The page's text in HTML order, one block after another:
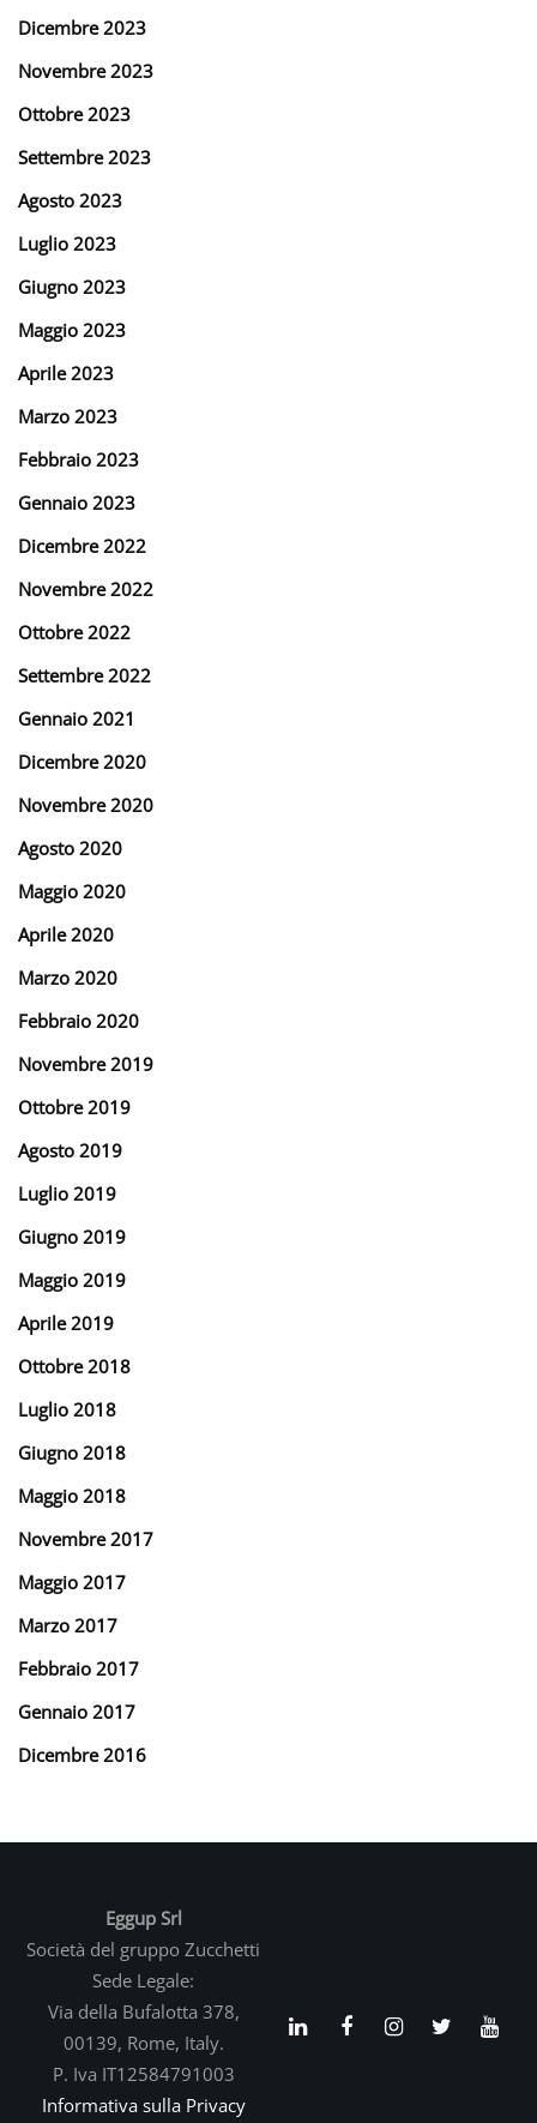
Dicembre 2023
Novembre 2023
Ottobre 2023
Settembre 2023
Agosto 2023
Luglio 2023
Giugno 2023
Maggio 2023
Aprile 2023
Marzo 2023
Febbraio 2023
Gennaio 2023
Dicembre 2022
Novembre 2022
Ottobre 2022
Settembre 2022
Gennaio 2021
Dicembre 2020
Novembre 2020
Agosto 2020
Maggio 2020
Aprile 2020
Marzo 2020
Febbraio 2020
Novembre 2019
Ottobre 2019
Agosto 2019
Luglio 2019
Giugno 2019
Maggio 2019
Aprile 2019
Ottobre 2018
Luglio 2018
Giugno 2018
Maggio 2018
Novembre 2017
Maggio 2017
Marzo 2017
Febbraio 2017
Gennaio 2017
Dicembre 2016
Eggup Srl
Società del gruppo Zucchetti
Sede Legale:
Via della Bufalotta 378,
00139, Rome, Italy.
P. Iva IT12584791003
Informativa sulla Privacy